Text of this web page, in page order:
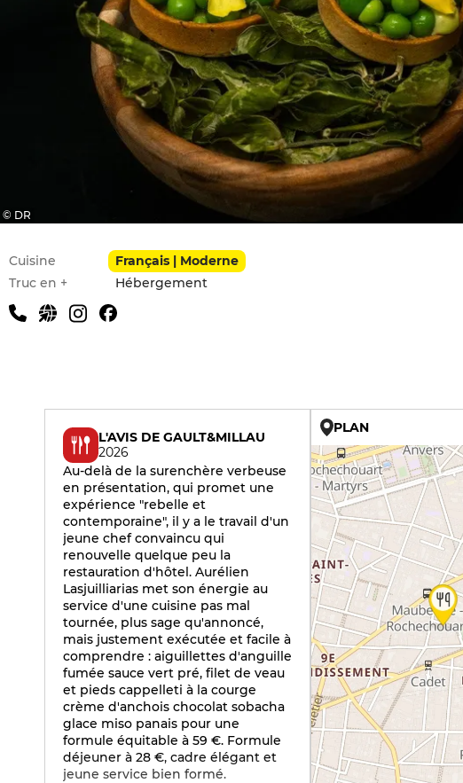
© DR
Infos pratiques
Cuisine
Français | Moderne
Truc en +
Hébergement
L'AVIS DE GAULT&MILLAU
2026
Au-delà de la surenchère verbeuse
en présentation, qui promet une
expérience "rebelle et
contemporaine", il y a le travail d'un
jeune chef convaincu qui
renouvelle quelque peu la
restauration d'hôtel. Aurélien
Lasjuilliarias met son énergie au
service d'une cuisine pas mal
tournée, plus sage qu'annoncé,
mais justement exécutée et facile à
comprendre : aiguillettes d'anguille
fumée sauce vert pré, filet de veau
et pieds cappelleti à la courge
crème d'anchois chocolat sobacha
glace miso panais pour une
formule équitable à 59 €. Formule
déjeuner à 28 €, cadre élégant et
jeune service bien formé.
PLAN